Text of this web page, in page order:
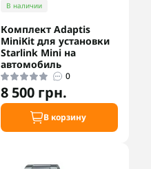
В наличии
Комплект Adaptis
MiniKit для установки
Starlink Mini на
автомобиль
0
8 500 грн.
В корзину